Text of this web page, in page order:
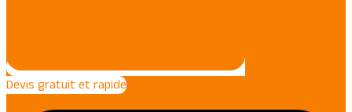
Devis gratuit et rapide